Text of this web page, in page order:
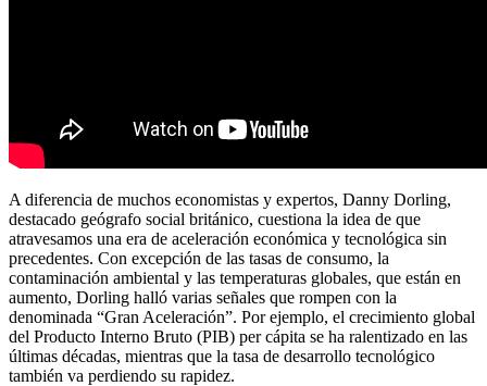
A diferencia de muchos economistas y expertos, Danny Dorling,
destacado geógrafo social británico, cuestiona la idea de que
atravesamos una era de aceleración económica y tecnológica sin
precedentes. Con excepción de las tasas de consumo, la
contaminación ambiental y las temperaturas globales, que están en
aumento, Dorling halló varias señales que rompen con la
denominada “Gran Aceleración”. Por ejemplo, el crecimiento global
del Producto Interno Bruto (PIB) per cápita se ha ralentizado en las
últimas décadas, mientras que la tasa de desarrollo tecnológico
también va perdiendo su rapidez.